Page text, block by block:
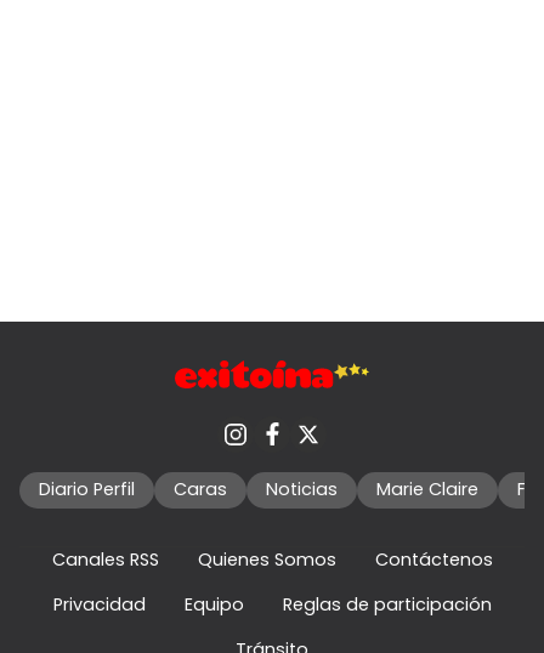
Diario Perfil Caras Noticias Marie Claire
Canales RSS Quienes Somos
Contáctenos
Privacidad
Equipo
Reglas de participación